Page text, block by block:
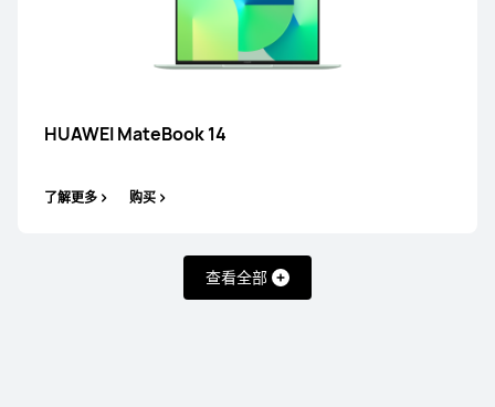
HUAWEI MateBook 14
了解更多 购买
查看全部